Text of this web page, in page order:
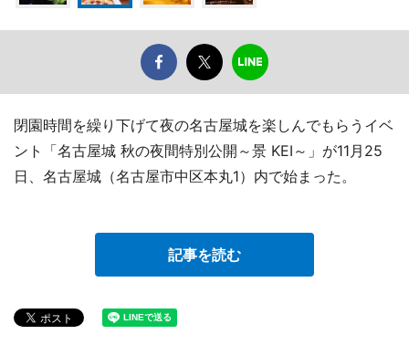
閉園時間を繰り下げて夜の名古屋城を楽しんでもらうイベ
ント「名古屋城 秋の夜間特別公開～景 KEI～」が11月25
日、名古屋城（名古屋市中区本丸1）内で始まった。
記事を読む